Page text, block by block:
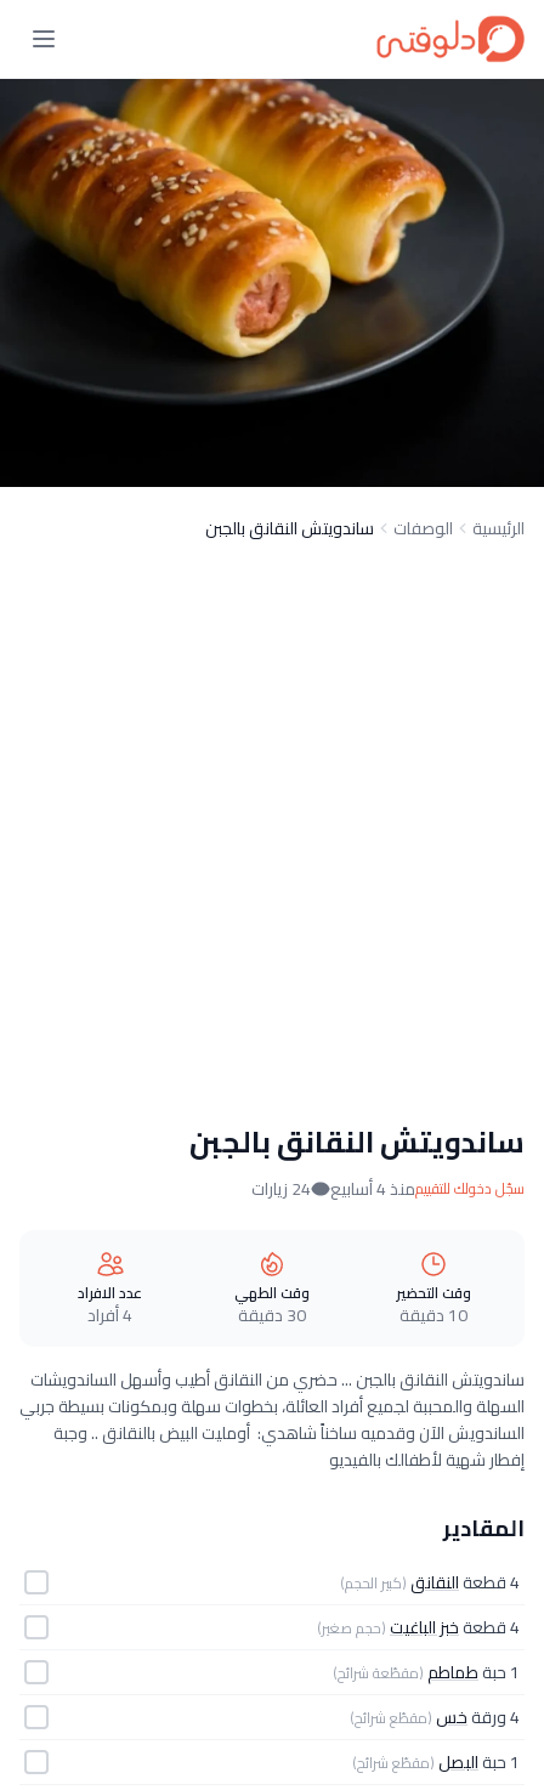
الرئيسية الوصفات ساندويتش النقانق بالجبن
ساندويتش النقانق بالجبن
سجّل دخولك للتقييممنذ 4 أسابيع 24 زيارات
وقت التحضير
10 دقيقة
وقت الطهي
30 دقيقة
عدد الافراد
4 أفراد
ساندويتش النقانق بالجبن ... حضري من النقانق أطيب وأسهل الساندويشات
السهلة والمحببة لجميع أفراد العائلة، بخطوات سهلة وبمكونات بسيطة جربي
الساندويش الآن وقدميه ساخناً شاهدي: أومليت البيض بالنقانق .. وجبة
إفطار شهية لأطفالك بالفيديو
المقادير
4 قطعة النقانق(كبير الحجم)
4 قطعة خبز الباغيت(حجم صغير)
1 حبة طماطم(مقطّعة شرائح)
4 ورقة خس(مقطّع شرائح)
1 حبة البصل(مقطّع شرائح)